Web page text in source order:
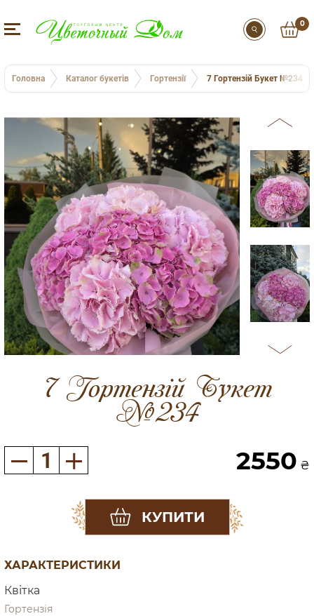
0
Головна Каталог букетів Гортензії 7 Гортензій Букет №234
7 Гортензій Букет
№234
2550 ₴
КУПИТИ
ХАРАКТЕРИСТИКИ
Квітка
Гортензія